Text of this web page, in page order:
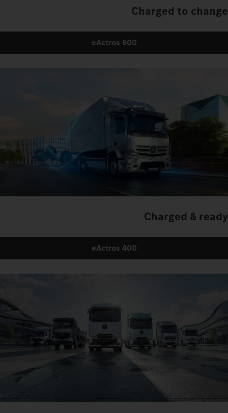
Charged to change
eActros 600
Charged & ready
eActros 400